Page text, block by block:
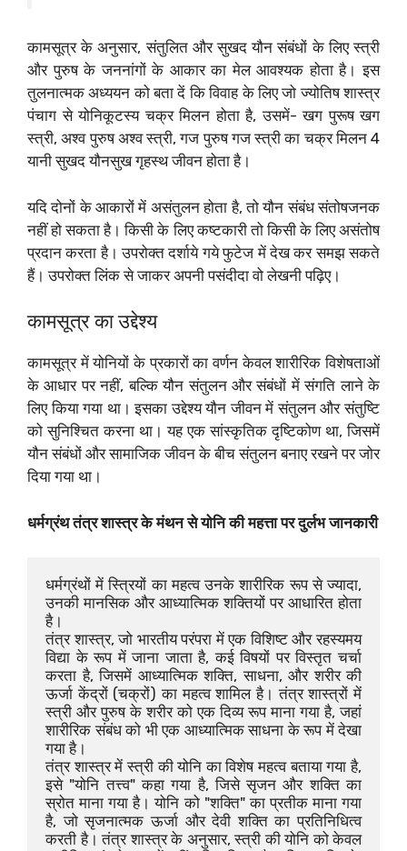
कामसूत्र के अनुसार, संतुलित और सुखद यौन संबंधों के लिए स्त्री
और पुरुष के जननांगों के आकार का मेल आवश्यक होता है। इस
तुलनात्मक अध्ययन को बता दें कि विवाह के लिए जो ज्योतिष शास्त्र
पंचाग से योनिकूटस्य चक्र मिलन होता है, उसमें- खग पुरूष खग
स्त्री, अश्व पुरुष अश्व स्त्री, गज पुरुष गज स्त्री का चक्र मिलन 4
यानी सुखद यौनसुख गृहस्थ जीवन होता है।
यदि दोनों के आकारों में असंतुलन होता है, तो यौन संबंध संतोषजनक
नहीं हो सकता है। किसी के लिए कष्टकारी तो किसी के लिए असंतोष
प्रदान करता है। उपरोक्त दर्शाये गये फुटेज में देख कर समझ सकते
हैं। उपरोक्त लिंक से जाकर अपनी पसंदीदा वो लेखनी पढ़िए।
कामसूत्र का उद्देश्य
कामसूत्र में योनियों के प्रकारों का वर्णन केवल शारीरिक विशेषताओं
के आधार पर नहीं, बल्कि यौन संतुलन और संबंधों में संगति लाने के
लिए किया गया था। इसका उद्देश्य यौन जीवन में संतुलन और संतुष्टि
को सुनिश्चित करना था। यह एक सांस्कृतिक दृष्टिकोण था, जिसमें
यौन संबंधों और सामाजिक जीवन के बीच संतुलन बनाए रखने पर जोर
दिया गया था।
धर्मग्रंथ तंत्र शास्त्र के मंथन से योनि की महत्ता पर दुर्लभ जानकारी
धर्मग्रंथों में स्त्रियों का महत्व उनके शारीरिक रूप से ज्यादा,
उनकी मानसिक और आध्यात्मिक शक्तियों पर आधारित होता
है।
तंत्र शास्त्र, जो भारतीय परंपरा में एक विशिष्ट और रहस्यमय
विद्या के रूप में जाना जाता है, कई विषयों पर विस्तृत चर्चा
करता है, जिसमें आध्यात्मिक शक्ति, साधना, और शरीर की
ऊर्जा केंद्रों (चक्रों) का महत्व शामिल है। तंत्र शास्त्रों में
स्त्री और पुरुष के शरीर को एक दिव्य रूप माना गया है, जहां
शारीरिक संबंध को भी एक आध्यात्मिक साधना के रूप में देखा
गया है।
तंत्र शास्त्र में स्त्री की योनि का विशेष महत्व बताया गया है,
इसे "योनि तत्त्व" कहा गया है, जिसे सृजन और शक्ति का
स्रोत माना गया है। योनि को "शक्ति" का प्रतीक माना गया
है, जो सृजनात्मक ऊर्जा और देवी शक्ति का प्रतिनिधित्व
करती है। तंत्र शास्त्र के अनुसार, स्त्री की योनि को केवल